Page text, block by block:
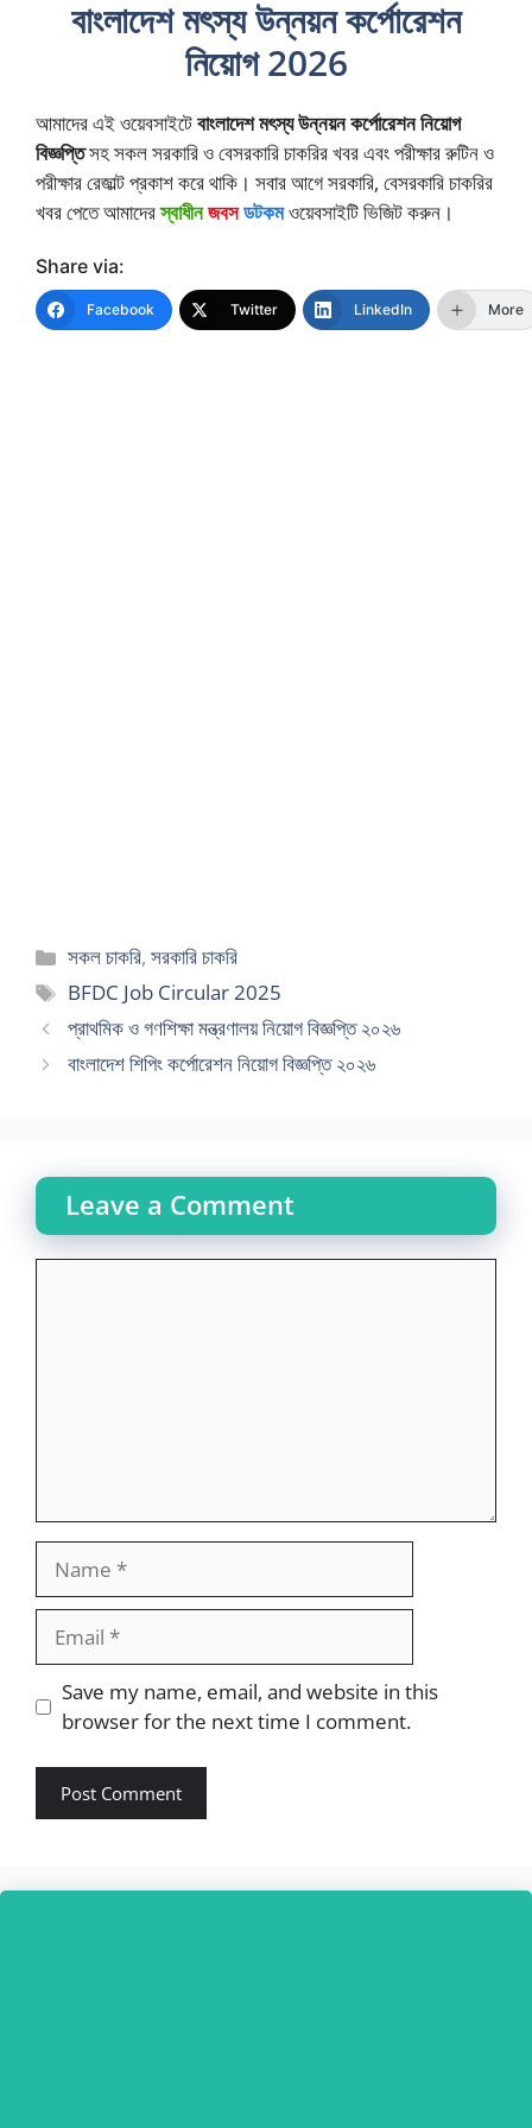
বাংলাদেশ মৎস্য উন্নয়ন কর্পোরেশন
নিয়োগ 2026
আমাদের এই ওয়েবসাইটেবাংলাদেশ মৎস্য উন্নয়ন কর্পোরেশন নিয়োগ
বিজ্ঞপ্তিসহ সকল সরকারি ও বেসরকারি চাকরির খবর এবং পরীক্ষার রুটিন ও
পরীক্ষার রেজাল্ট প্রকাশ করে থাকি। সবার আগে সরকারি, বেসরকারি চাকরির
খবর পেতে আমাদেরস্বাধীনজবসডটকমওয়েবসাইটি ভিজিট করুন।
Share via:
Facebook Twitter LinkedIn More
Categories
সকল চাকরি,সরকারি চাকরি
Tags
BFDC Job Circular 2025
প্রাথমিক ও গণশিক্ষা মন্ত্রণালয় নিয়োগ বিজ্ঞপ্তি ২০২৬
বাংলাদেশ শিপিং কর্পোরেশন নিয়োগ বিজ্ঞপ্তি ২০২৬
Leave a Comment
Website
Save my name, email, and website in this
browser for the next time I comment.